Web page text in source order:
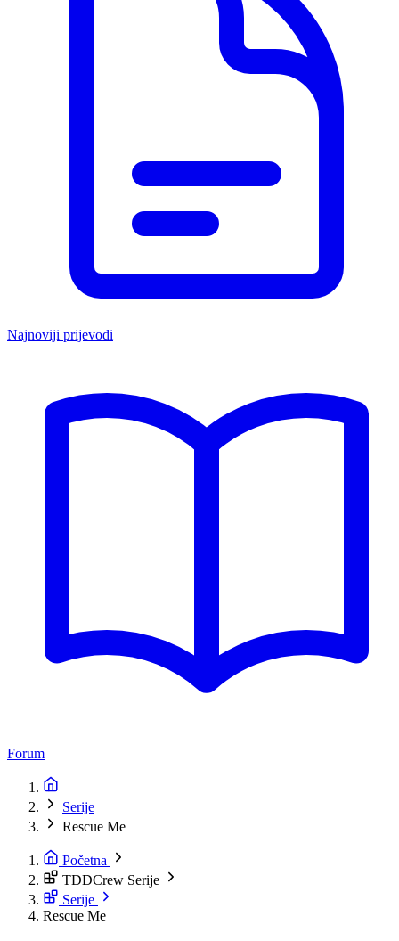
Najnoviji prijevodi
Forum
Serije
Rescue Me
Početna
TDDCrew Serije
Serije
Rescue Me